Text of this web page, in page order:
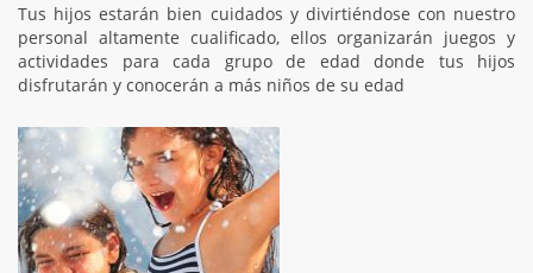
Tus hijos estarán bien cuidados y divirtiéndose con nuestro
personal altamente cualificado, ellos organizarán juegos y
actividades para cada grupo de edad donde tus hijos
disfrutarán y conocerán a más niños de su edad